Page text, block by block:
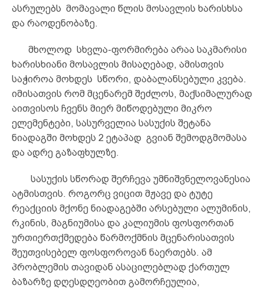
ასრულებს მომავალი წლის მოსავლის ხარისხსა
და რაოდენობაზე.
მხოლოდ სხვლა-ფორმირება არაა საკმარისი
ხარისხიანი მოსავლის მისაღებად, ამისთვის
საჭიროა მოხდეს სწორი, დაბალანსებული კვება.
იმისათვის რომ მცენარემ შეძლოს, მაქსიმალურად
აითვისოს ჩვენს მიერ მიწოდებული მიკრო
ელემენტები, სასურველია სასუქის შეტანა
ნიადაგში მოხდეს 2 ეტაპად გვიან შემოდგმომასა
და ადრე გაზაფხულზე.
სასუქის სწორად შერჩევა უმნიშვნელოვანესია
ატმისთვის. როგორც ვიცით მჟავე და ტუტე
რეაქციის მქონე ნიადაგებში არსებული ალუმინის,
რკინის, მაგნიუმისა და კალიუმის ფოსფორთან
ურთიერთქმედება წარმოქმნის მცენარისათვის
შეუთვისებელ ფოსფოროვან ნაერთებს. ამ
პრობლემის თავიდან ასაცილებლად ქართულ
ბაზარზე დღესდღეობით გამორჩეულია,